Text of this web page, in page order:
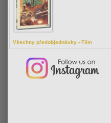
Všechny předobjednávky - Film